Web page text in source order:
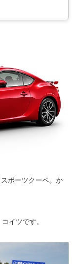
ポーツクーペ。か
イツです。